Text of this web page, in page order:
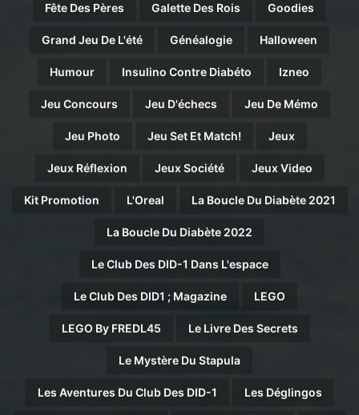
Fête Des Pères Galette Des Rois Goodies
Grand Jeu De L'été Généalogie Halloween
Humour Insulino Contre Diabéto Izneo
Jeu Concours Jeu D'échecs Jeu De Mémo
Jeu Photo Jeu Set Et Match! Jeux
Jeux Réflexion Jeux Société Jeux Video
Kit Promotion L'Oreal La Boucle Du Diabète 2021
La Boucle Du Diabète 2022
Le Club Des DID-1 Dans L'espace
Le Club Des DID1 ; Magazine LEGO
LEGO By FREDL45 Le Livre Des Secrets
Le Mystère Du Stapula
Les Aventures Du Club Des DID-1 Les Déglingos